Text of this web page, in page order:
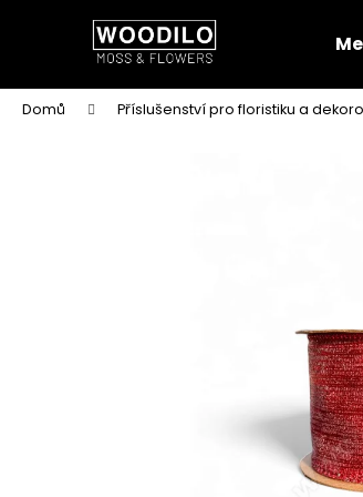
Domů Příslušenství pro floristiku a
í
Zpět
do
obchodu
Zpět
do
obchodu